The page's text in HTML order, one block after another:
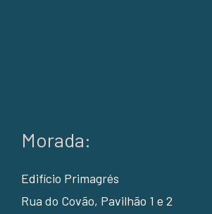
Morada:
Edifício Primagrés
Rua do Covão, Pavilhão 1 e 2